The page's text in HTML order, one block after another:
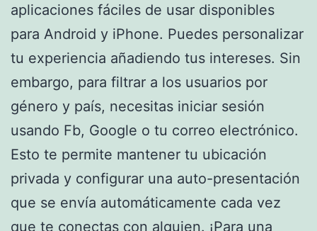
aplicaciones fáciles de usar disponibles
para Android y iPhone. Puedes personalizar
tu experiencia añadiendo tus intereses. Sin
embargo, para filtrar a los usuarios por
género y país, necesitas iniciar sesión
usando Fb, Google o tu correo electrónico.
Esto te permite mantener tu ubicación
privada y configurar una auto-presentación
que se envía automáticamente cada vez
que te conectas con alguien. ¡Para una